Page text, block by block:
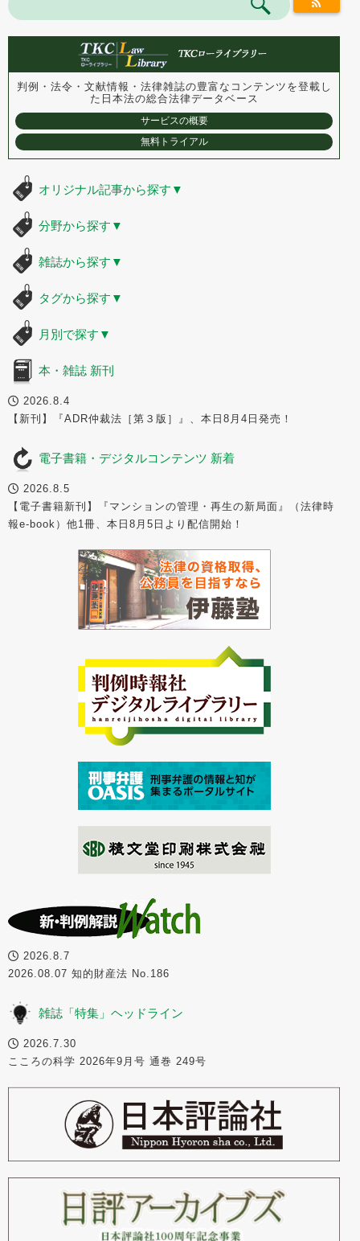
判例・法令・文献情報・法律雑誌の豊富なコンテンツを登載し
た 日本法の総合法律データベース
サービスの概要
無料トライアル
オリジナル記事から探す ▼
分野から探す ▼
雑誌から探す ▼
タグから探す ▼
月別で探す ▼
本・雑誌 新刊
2026.8.4
【新刊】『ADR仲裁法［第３版］』、本日8月4日発売！
電子書籍・デジタルコンテンツ 新着
2026.8.5
【電子書籍新刊】『マンションの管理・再生の新局面』（法律時
報e-book）他1冊、本日8月5日より配信開始！
2026.8.7
2026.08.07 知的財産法 No.186
雑誌「特集」ヘッドライン
2026.7.30
こころの科学 2026年9月号 通巻 249号